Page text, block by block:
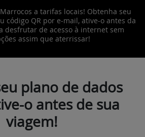
a tarifas locais! Obtenha seu
código QR por e-mail, ative-o antes da
desfrutar de acesso à internet sem
assim que aterrissar!
plano de dados
o antes de sua
viagem!